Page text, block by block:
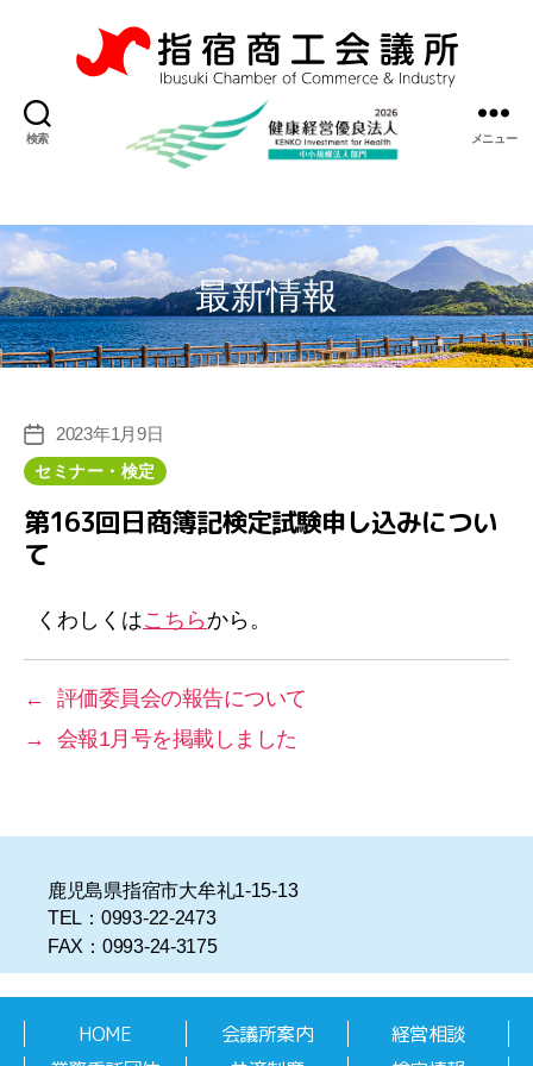
検索
指
宿
商
議
所
メニュー
最新情報
投
稿
日
2023年1月9日
ゴ
セミナー・検定
第163回日商簿記検定試験申し込みについ
て
くわしくはこちらから。
←
評価委員会の報告について
→
会報1月号を掲載しました
鹿児島県指宿市大牟礼1-15-13
TEL：0993-22-2473
FAX：0993-24-3175
HOME 会議所案内
経営相談